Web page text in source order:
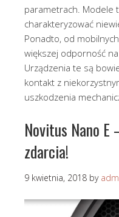
parametrach. Modele
charakteryzować
Ponadto, od
większej odporność
Urządzenia te są
kontakt z
uszkodzenia
Novitus Nano
zdarcia!
9 kwietnia, 2018 by